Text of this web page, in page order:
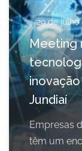
29 de julho
Meeting
Jundiaí
Empresas
têm um